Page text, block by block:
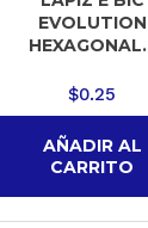
EVOLUTION
$0.25
AÑADIR AL
CARRITO